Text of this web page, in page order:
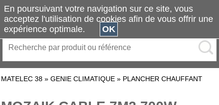
MATELEC 38 » GENIE CLIMATIQUE » PLANCHER CHAUFFANT
En poursuivant votre navigation sur ce site, vous
acceptez l'utilisation de cookies afin de vous offrir une
expérience optimale.
OK